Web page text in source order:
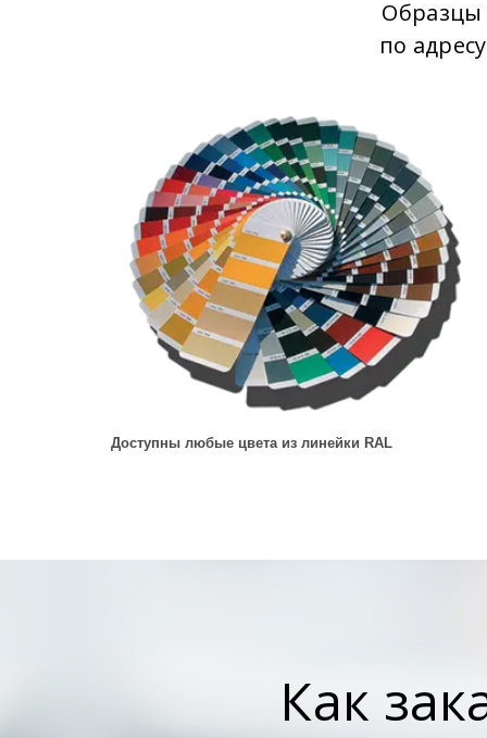
Образцы
по
Доступны любые цвета из линейки RAL
Как